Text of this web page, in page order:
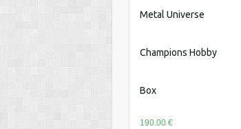
Metal Universe
Champions Hobby
Box
190.00 €